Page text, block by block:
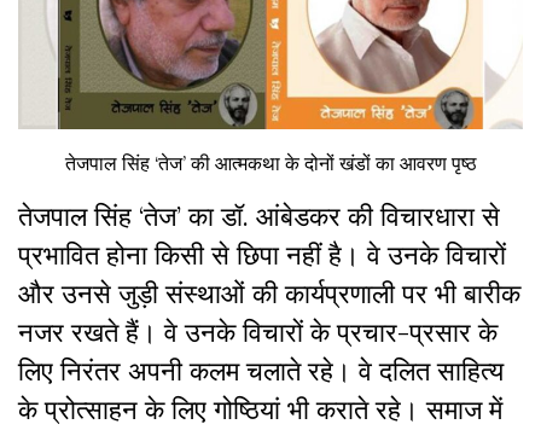
तेजपाल सिंह ‘तेज’ की आत्मकथा के दोनों खंडों का आवरण पृष्ठ
तेजपाल सिंह ‘तेज’ का डॉ. आंबेडकर की विचारधारा से
प्रभावित होना किसी से छिपा नहीं है। वे उनके विचारों
और उनसे जुड़ी संस्‍थाओं की कार्यप्रणाली पर भी बारीक
नजर रखते हैं। वे उनके विचारों के प्रचार-प्रसार के
लिए निरंतर अपनी कलम चलाते रहे। वे दलित साहित्‍य
के प्रोत्‍साहन के लिए गोष्ठियां भी कराते रहे। समाज में